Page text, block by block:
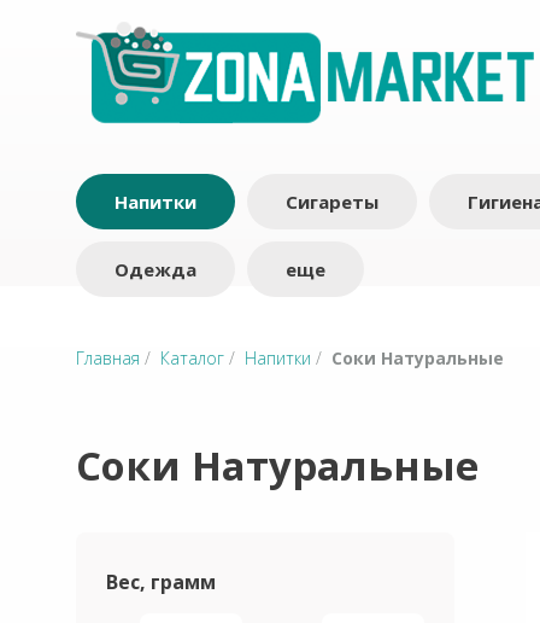
Напитки Сигареты
Одежда еще
Главная / Каталог / Напитки / Соки Натуральные
Соки Натуральные
Вес, грамм